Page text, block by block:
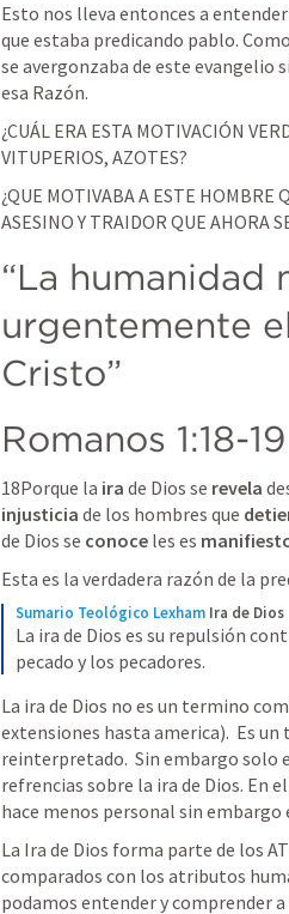
Esto nos lleva entonces a
que estaba predicando pablo.
se avergonzaba de este evangelio
esa Razón.
¿CUÁL ERA ESTA MOTIVACIÓN
VITUPERIOS, AZOTES?
¿QUE MOTIVABA A ESTE
ASESINO Y TRAIDOR QUE AHORA
“La humanidad
urgentemente
Cristo”
Romanos 1:18-19
18﻿Porque la ira de Dios se revela
injusticia de los hombres que
de Dios se conoce les es
Esta es la verdadera razón de la
Sumario Teológico Lexham Ira de Dios
La ira de Dios es su repulsión
pecado y los pecadores.
La ira de Dios no es un termino
extensiones hasta america).  Es un
reinterpretado.  Sin embargo solo
refrencias sobre la ira de Dios. En
hace menos personal sin embargo
La Ira de Dios forma parte de los
comparados con los atributos
podamos entender y comprender